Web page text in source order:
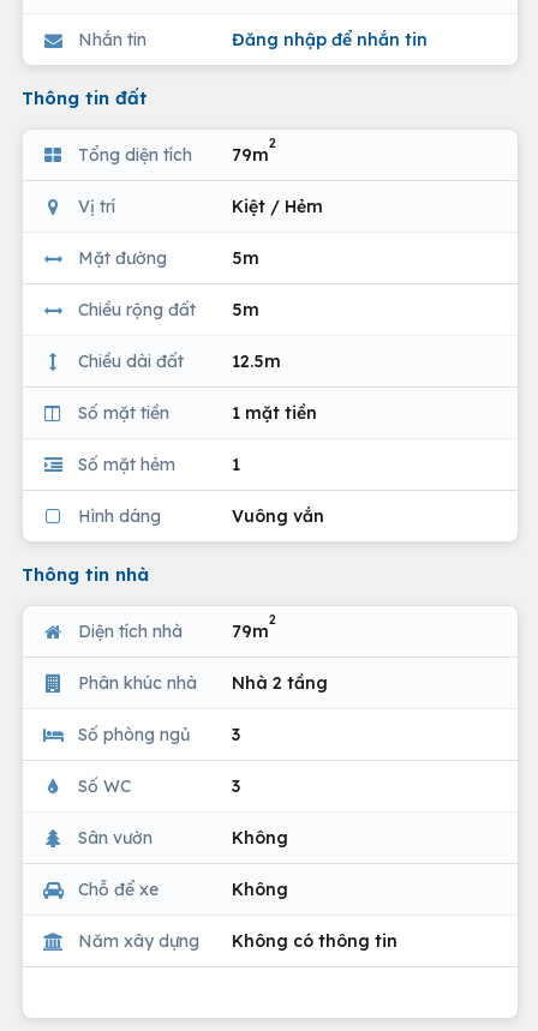
Nhắn tin Đăng nhập để nhắn tin
Thông tin đất
Tổng diện tích 79m
2
Vị trí Kiệt / Hẻm
Mặt đường 5m
Chiều rộng đất 5m
Chiều dài đất 12.5m
Số mặt tiền 1 mặt tiền
Số mặt hẻm 1
Hình dáng Vuông vắn
Thông tin nhà
Diện tích nhà 79m
2
Phân khúc nhà Nhà 2 tầng
Số phòng ngủ 3
Số WC 3
Sân vườn Không
Chỗ để xe Không
Năm xây dựng Không có thông tin